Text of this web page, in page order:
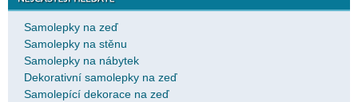
Samolepky na zeď
Samolepky na stěnu
Samolepky na nábytek
Dekorativní samolepky na zeď
Samolepící dekorace na zeď